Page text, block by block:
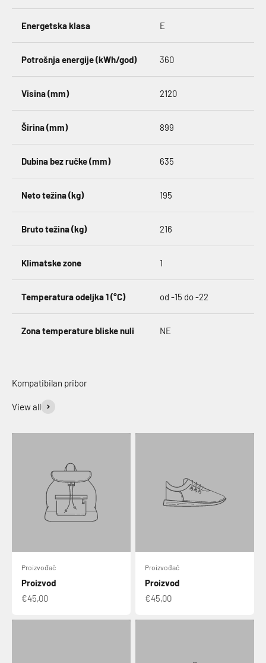
Energetska klasa E
Potrošnja energije (kWh/god) 360
Visina (mm) 2120
Širina (mm) 899
Dubina bez ručke (mm) 635
Neto težina (kg) 195
Bruto težina (kg) 216
Klimatske zone 1
Temperatura odeljka 1 (°C) od -15 do -22
Zona temperature bliske nuli NE
View all
Proizvođač
Proizvod
€45,00
Proizvođač
Proizvod
€45,00